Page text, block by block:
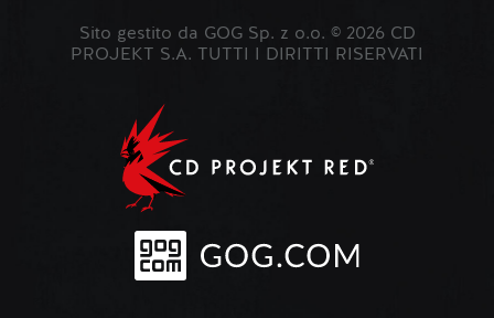
Sito gestito da GOG Sp. z o.o. © 2026 CD
PROJEKT S.A. TUTTI I DIRITTI RISERVATI